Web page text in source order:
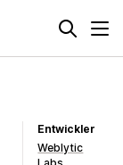
Entwickler
Weblytic